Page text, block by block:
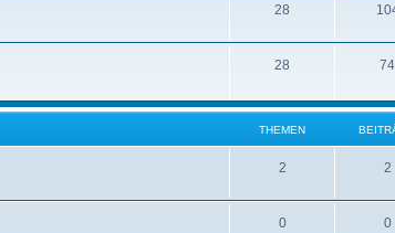
28
28 74
THEMEN
2 2
0 0